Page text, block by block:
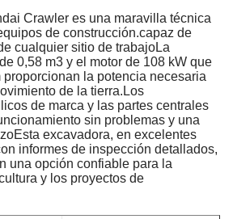
Crawler es una maravilla técnica
de construcción.capaz de
cualquier sitio de trabajoLa
0,58 m3 y el motor de 108 kW que
la potencia necesaria
de la tierra.Los
de marca y las partes centrales
sin problemas y una
excavadora, en excelentes
informes de inspección detallados,
una opción confiable para la
y los proyectos de